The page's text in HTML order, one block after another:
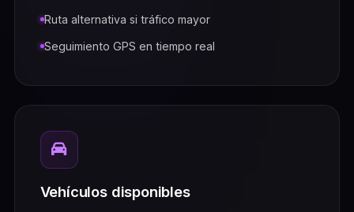
Ruta alternativa si tráfico mayor
Seguimiento GPS en tiempo real
Vehículos disponibles